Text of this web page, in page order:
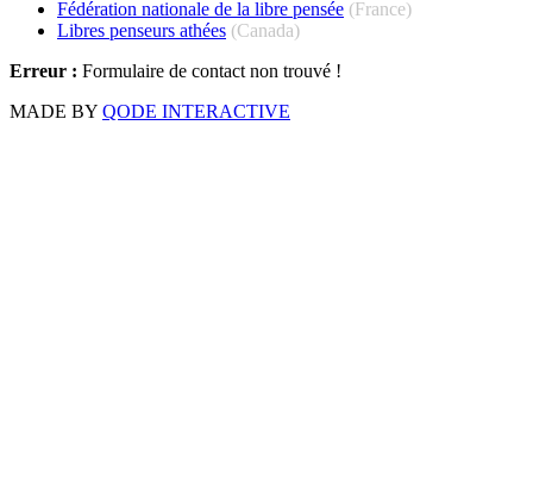
Fédération nationale de la libre pensée (France)
Libres penseurs athées (Canada)
Erreur : Formulaire de contact non trouvé !
MADE BY QODE INTERACTIVE